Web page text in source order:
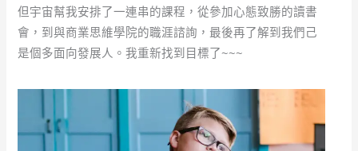
但宇宙幫我安排了一連串的課程，從參加心態致勝的讀書
會，到與商業思維學院的職涯諮詢，最後再了解到我們己
是個多面向發展人。我重新找到目標了~~~